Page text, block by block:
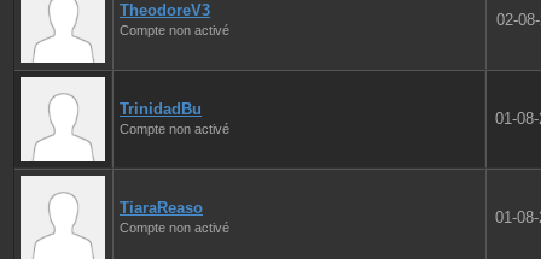
TheodoreV3
Compte non activé
02-
TrinidadBu
Compte non activé
01-
TiaraReaso
Compte non activé
01-